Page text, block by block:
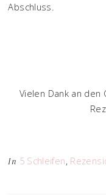
Abschluss.
Vielen Dank an
In 5 Schleifen,